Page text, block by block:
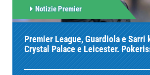
Notizie Premier
Premier League, Guardiola e Sarri
Crystal Palace e Leicester.